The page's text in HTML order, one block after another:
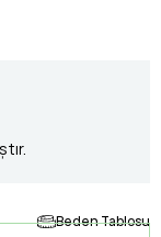
Beden Tablosu